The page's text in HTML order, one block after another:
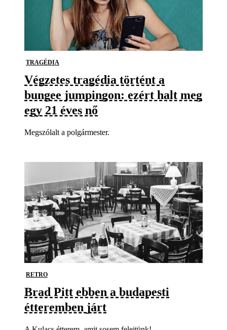
TRAGÉDIA
Végzetes tragédia történt a
bungee jumpingon: ezért halt meg
egy 21 éves nő
Megszólalt a polgármester.
RETRO
Brad Pitt ebben a budapesti
étteremben járt